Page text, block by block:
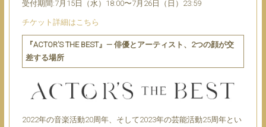
受付期間:7月15日（水）18:00〜7月26日（日）23:59
チケット詳細はこちら
『ACTOR’S THE BEST』— 俳優とアーティスト、2つの顔が交
差する場所
2022年の音楽活動20周年、そして2023年の芸能活動25周年とい